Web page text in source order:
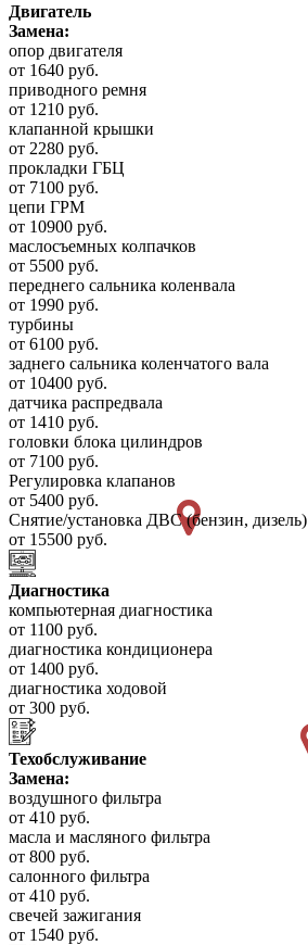
Двигатель
Замена:
опор двигателя
от 1640 руб.
приводного ремня
от 1210 руб.
клапанной крышки
от 2280 руб.
прокладки ГБЦ
от 7100 руб.
цепи ГРМ
от 10900 руб.
маслосъемных колпачков
от 5500 руб.
переднего сальника коленвала
от 1990 руб.
турбины
от 6100 руб.
заднего сальника коленчатого вала
от 10400 руб.
датчика распредвала
от 1410 руб.
головки блока цилиндров
от 7100 руб.
Регулировка клапанов
от 5400 руб.
Снятие/установка ДВС (бензин, дизель)
от 15500 руб.
Диагностика
компьютерная диагностика
от 1100 руб.
диагностика кондиционера
от 1400 руб.
диагностика ходовой
от 300 руб.
Техобслуживание
Замена:
воздушного фильтра
от 410 руб.
масла и масляного фильтра
от 800 руб.
салонного фильтра
от 410 руб.
свечей зажигания
от 1540 руб.